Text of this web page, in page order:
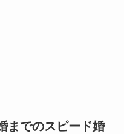
までのスピード婚